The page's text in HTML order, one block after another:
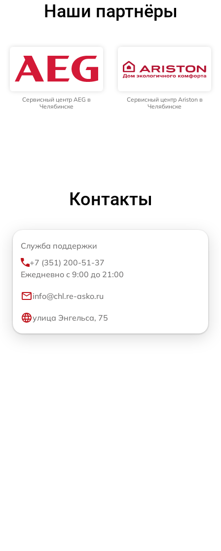
Наши партнёры
Сервисный центр AEG в
Челябинске
Сервисный центр Ariston в
Челябинске
Контакты
Служба поддержки
+7 (351) 200-51-37
Ежедневно с 9:00 до 21:00
info@chl.re-asko.ru
улица Энгельса, 75